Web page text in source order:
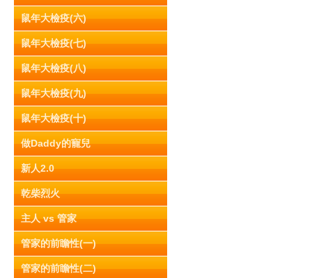
鼠年大檢疫(六)
鼠年大檢疫(七)
鼠年大檢疫(八)
鼠年大檢疫(九)
鼠年大檢疫(十)
做Daddy的寵兒
新人2.0
乾柴烈火
主人 vs 管家
管家的前瞻性(一)
管家的前瞻性(二)